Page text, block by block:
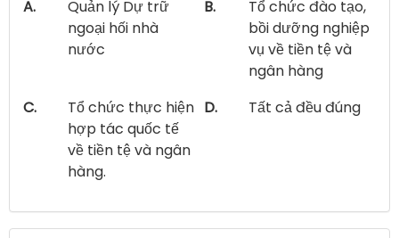
A.
Quản lý Dự trữ
ngoại hối nhà
nước
B.
Tổ chức đào tạo,
bồi dưỡng nghiệp
vụ về tiền tệ và
ngân hàng
C.
Tổ chức thực hiện
hợp tác quốc tế
về tiền tệ và ngân
hàng.
D. Tất cả đều đúng